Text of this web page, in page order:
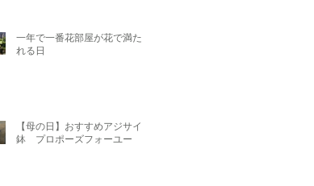
一年で一番花部屋が花で満たさ
れる日
【母の日】おすすめアジサイ
鉢 プロポーズフォーユー